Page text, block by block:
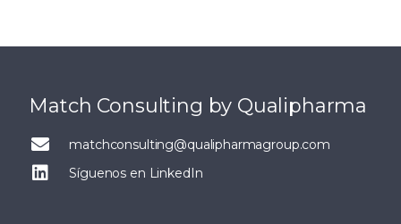
Match Consulting by Qualipharma
matchconsulting@qualipharmagroup.com
Síguenos en LinkedIn